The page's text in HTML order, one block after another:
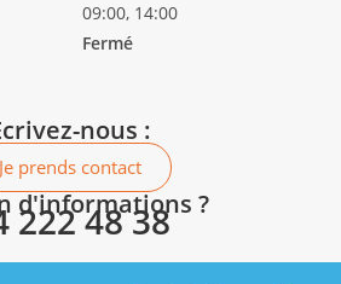
09:00, 14:00
Fermé
nous :
Je prends contact
d'informations ?
222 48 38